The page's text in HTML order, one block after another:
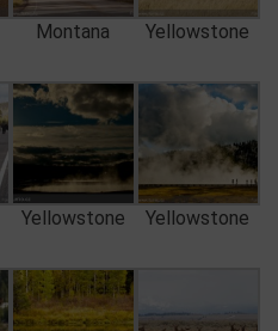
Montana Yellowstone
Yellowstone Yellowstone